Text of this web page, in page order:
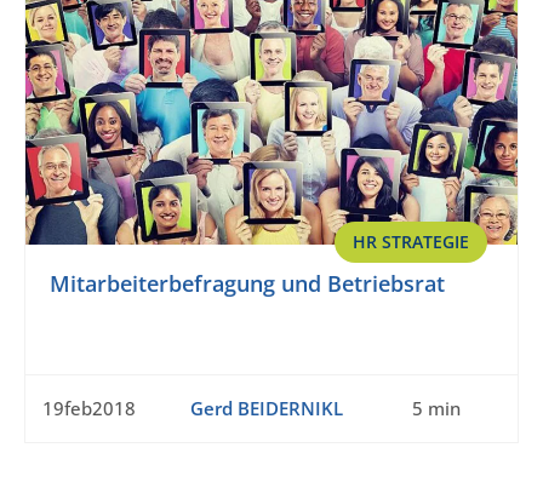
HR STRATEGIE
Mitarbeiterbefragung und Betriebsrat
19feb2018 Gerd BEIDERNIKL 5 min